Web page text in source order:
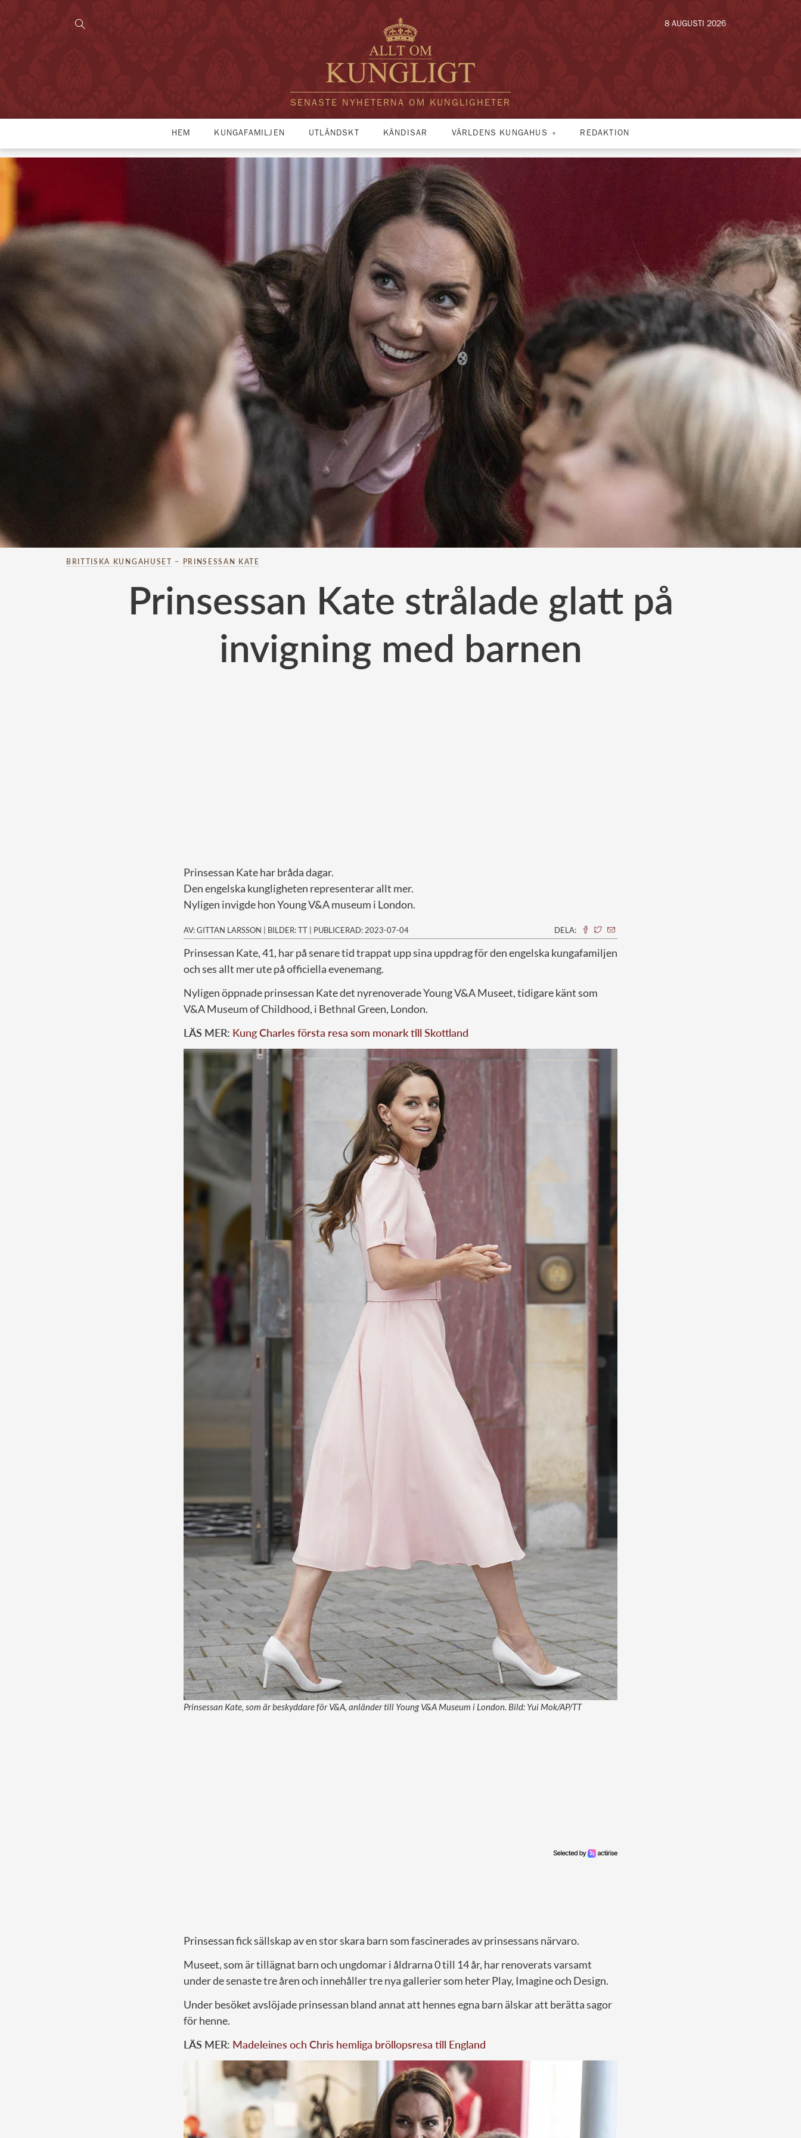
SENASTE NYHETERNA OM KUNGLIGHETER
8 AUGUSTI 2026
HEM KUNGAFAMILJEN UTLÄNDSKT KÄNDISAR VÄRLDENS KUNGAHUS REDAKTION
BRITTISKA KUNGAHUSET – PRINSESSAN KATE
Prinsessan Kate strålade glatt på
invigning med barnen
Prinsessan Kate har bråda dagar.
Den engelska kungligheten representerar allt mer.
Nyligen invigde hon Young V&A museum i London.
AV: GITTAN LARSSON | BILDER: TT | PUBLICERAD: 2023-07-04 DELA:
Prinsessan Kate, 41, har på senare tid trappat upp sina uppdrag för den engelska kungafamiljen
och ses allt mer ute på officiella evenemang.
Nyligen öppnade prinsessan Kate det nyrenoverade Young V&A Museet, tidigare känt som
V&A Museum of Childhood, i Bethnal Green, London.
LÄS MER: Kung Charles första resa som monark till Skottland
Prinsessan Kate, som är beskyddare för V&A, anländer till Young V&A Museum i London. Bild: Yui Mok/AP/TT
Prinsessan fick sällskap av en stor skara barn som fascinerades av prinsessans närvaro.
Museet, som är tillägnat barn och ungdomar i åldrarna 0 till 14 år, har renoverats varsamt
under de senaste tre åren och innehåller tre nya gallerier som heter Play, Imagine och Design.
Under besöket avslöjade prinsessan bland annat att hennes egna barn älskar att berätta sagor
för henne.
LÄS MER: Madeleines och Chris hemliga bröllopsresa till England